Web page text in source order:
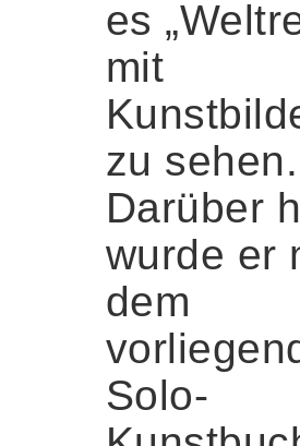
es
mit
zu sehen.
Darüber
wurde er
dem
Solo-